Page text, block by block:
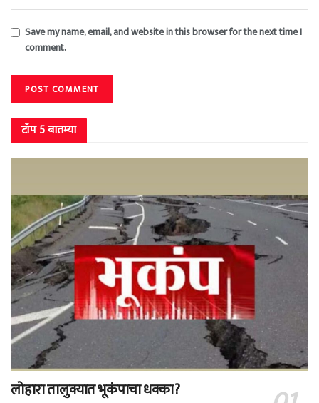
Save my name, email, and website in this browser for the next time I
comment.
टॉप 5 बातम्या
लोहारा तालुक्यात भूकंपाचा धक्का?